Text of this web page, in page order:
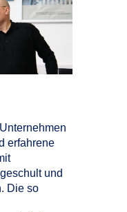
erfahrene
und
Die so